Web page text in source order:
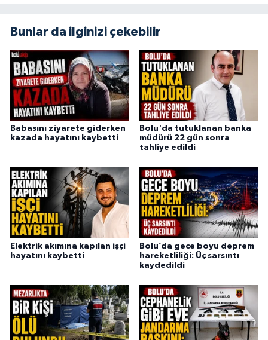
Bunlar da ilginizi çekebilir
Babasını ziyarete giderken
kazada hayatını kaybetti
Bolu'da tutuklanan banka
müdürü 22 gün sonra
tahliye edildi
Elektrik akımına kapılan işçi
hayatını kaybetti
Bolu’da gece boyu deprem
hareketliliği: Üç sarsıntı
kaydedildi